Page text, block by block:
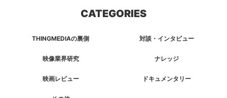
CATEGORIES
THINGMEDIAの裏側 対談・インタビュー
映像業界研究 ナレッジ
映画レビュー ドキュメンタリー